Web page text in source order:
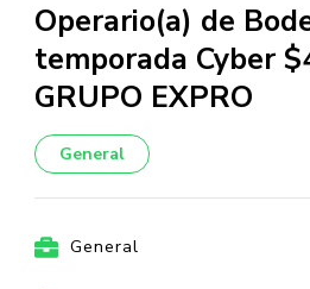
Operario(a) de
temporada Cyber
GRUPO EXPRO
General
General